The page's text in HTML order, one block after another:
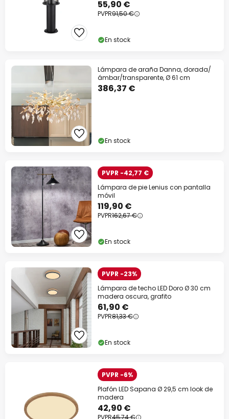
55,90 €
PVPR91,50 €
En stock
Lámpara de araña Danna, dorada/
ámbar/transparente, Ø 61 cm
386,37 €
En stock
PVPR -42,77 €
Lámpara de pie Lenius con pantalla
móvil
119,90 €
PVPR162,67 €
En stock
PVPR -23%
Lámpara de techo LED Doro Ø 30 cm
madera oscura, grafito
61,90 €
PVPR81,33 €
En stock
PVPR -6%
Plafón LED Sapana Ø 29,5 cm look de
madera
42,90 €
PVPR45,74 €